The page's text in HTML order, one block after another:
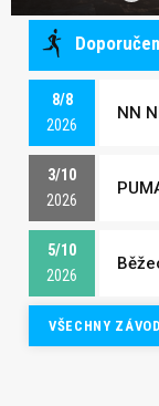
8/8
2026
NN
3/10
2026
5/10
2026
VŠECHNY